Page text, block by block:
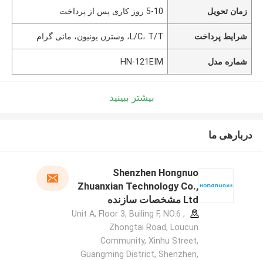
زمان تحویل 5-10 روز کاری پس از پرداخت
شرایط پرداخت L/C، T/T، وسترن یونیون، مانی گرام
شماره مدل HN-121EIM
بیشتر ببینید
دربارهی ما
Shenzhen Hongnuo
Zhuanxian Technology Co.,
Ltd مشخصات سازنده
Unit A, Floor 3, Builing F, NO.6 ,
Zhongtai Road, Loucun
Community, Xinhu Street,
Guangming District, Shenzhen,